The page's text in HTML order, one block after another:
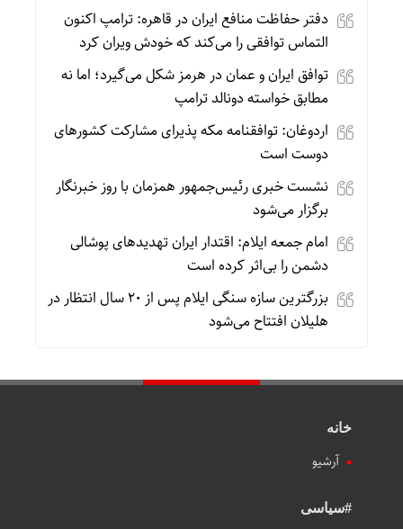
دفتر حفاظت منافع ایران در قاهره: ترامپ اکنون
التماس توافقی را می‌کند که خودش ویران کرد
توافق ایران و عمان در هرمز شکل می‌گیرد؛ اما نه
مطابق خواسته دونالد ترامپ
اردوغان: توافقنامه مکه پذیرای مشارکت کشورهای
دوست است
نشست خبری رئیس‌جمهور همزمان با روز خبرنگار
برگزار می‌شود
امام جمعه ایلام: اقتدار ایران تهدیدهای پوشالی
دشمن را بی‌اثر کرده است
بزرگترین سازه سنگی ایلام پس از ۲۰ سال انتظار در
هلیلان افتتاح می‌شود
خانه
آرشیو
#سیاسی